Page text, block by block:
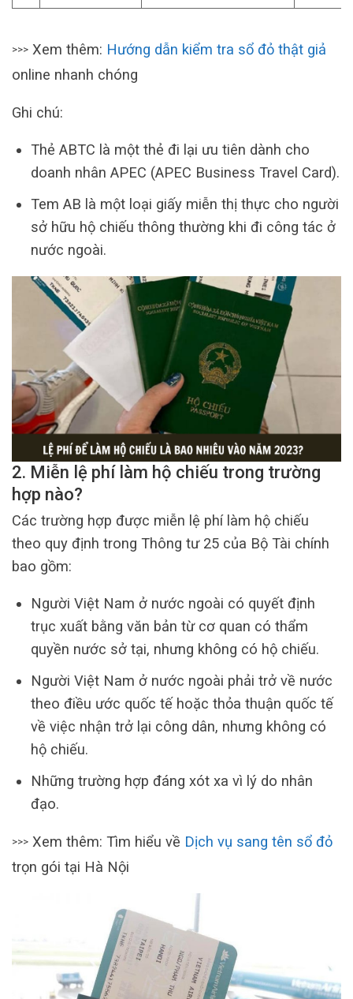
>>> Xem thêm: Hướng dẫn kiểm tra sổ đỏ thật giả
online nhanh chóng
Ghi chú:
Thẻ ABTC là một thẻ đi lại ưu tiên dành cho
doanh nhân APEC (APEC Business Travel Card).
Tem AB là một loại giấy miễn thị thực cho người
sở hữu hộ chiếu thông thường khi đi công tác ở
nước ngoài.
2. Miễn lệ phí làm hộ chiếu trong trường
hợp nào?
Các trường hợp được miễn lệ phí làm hộ chiếu
theo quy định trong Thông tư 25 của Bộ Tài chính
bao gồm:
Người Việt Nam ở nước ngoài có quyết định
trục xuất bằng văn bản từ cơ quan có thẩm
quyền nước sở tại, nhưng không có hộ chiếu.
Người Việt Nam ở nước ngoài phải trở về nước
theo điều ước quốc tế hoặc thỏa thuận quốc tế
về việc nhận trở lại công dân, nhưng không có
hộ chiếu.
Những trường hợp đáng xót xa vì lý do nhân
đạo.
>>> Xem thêm: Tìm hiểu về Dịch vụ sang tên sổ đỏ
trọn gói tại Hà Nội